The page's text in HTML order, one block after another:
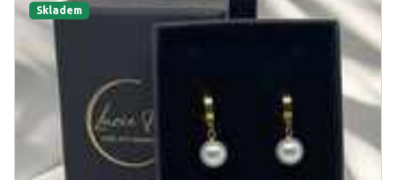
Skladem